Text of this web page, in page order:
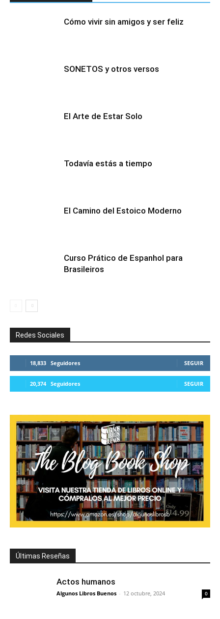
Cómo vivir sin amigos y ser feliz
SONETOS y otros versos
El Arte de Estar Solo
Todavía estás a tiempo
El Camino del Estoico Moderno
Curso Prático de Espanhol para
Brasileiros
Redes Sociales
18,833 Seguidores SEGUIR
20,374 Seguidores SEGUIR
Últimas Reseñas
Actos humanos
Algunos Libros Buenos - 12 octubre, 2024 0